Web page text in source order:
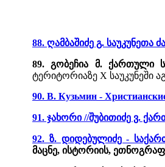
88. ღამბაშიძე გ. საუკუნეთა
89. გობეჩია მ. ქართული
ტერიტორიაზე X საუკუნეში
90. В. Кузьмин -
91. ჯახორი //შუბითიძე ვ.
92. ზ. დიდებულიძე -
მაცნე, ისტორიის,